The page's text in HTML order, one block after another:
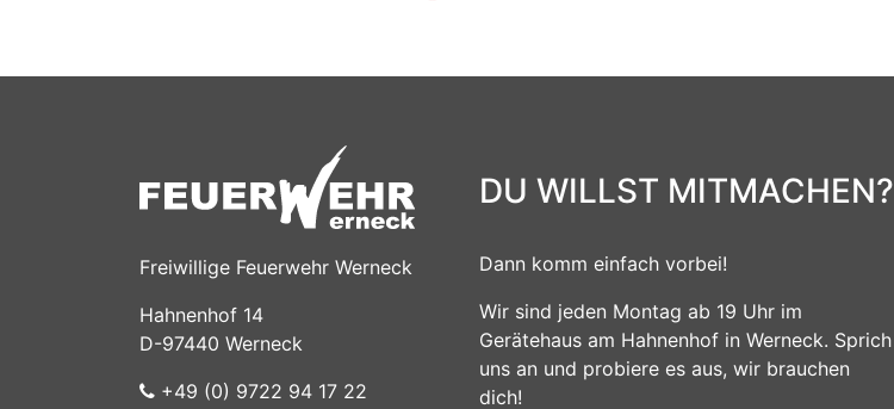
Freiwillige Feuerwehr Werneck
Hahnenhof 14
D-97440 Werneck
+49 (0) 9722 94 17 22
DU WILLST MITMACHEN?
Dann komm einfach vorbei!
Wir sind jeden Montag ab 19 Uhr im
Gerätehaus am Hahnenhof in Werneck. Sprich
uns an und probiere es aus, wir brauchen
dich!